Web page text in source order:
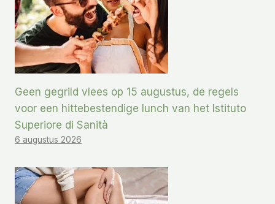
Geen gegrild vlees op 15 augustus, de regels
voor een hittebestendige lunch van het Istituto
Superiore di Sanità
6 augustus 2026